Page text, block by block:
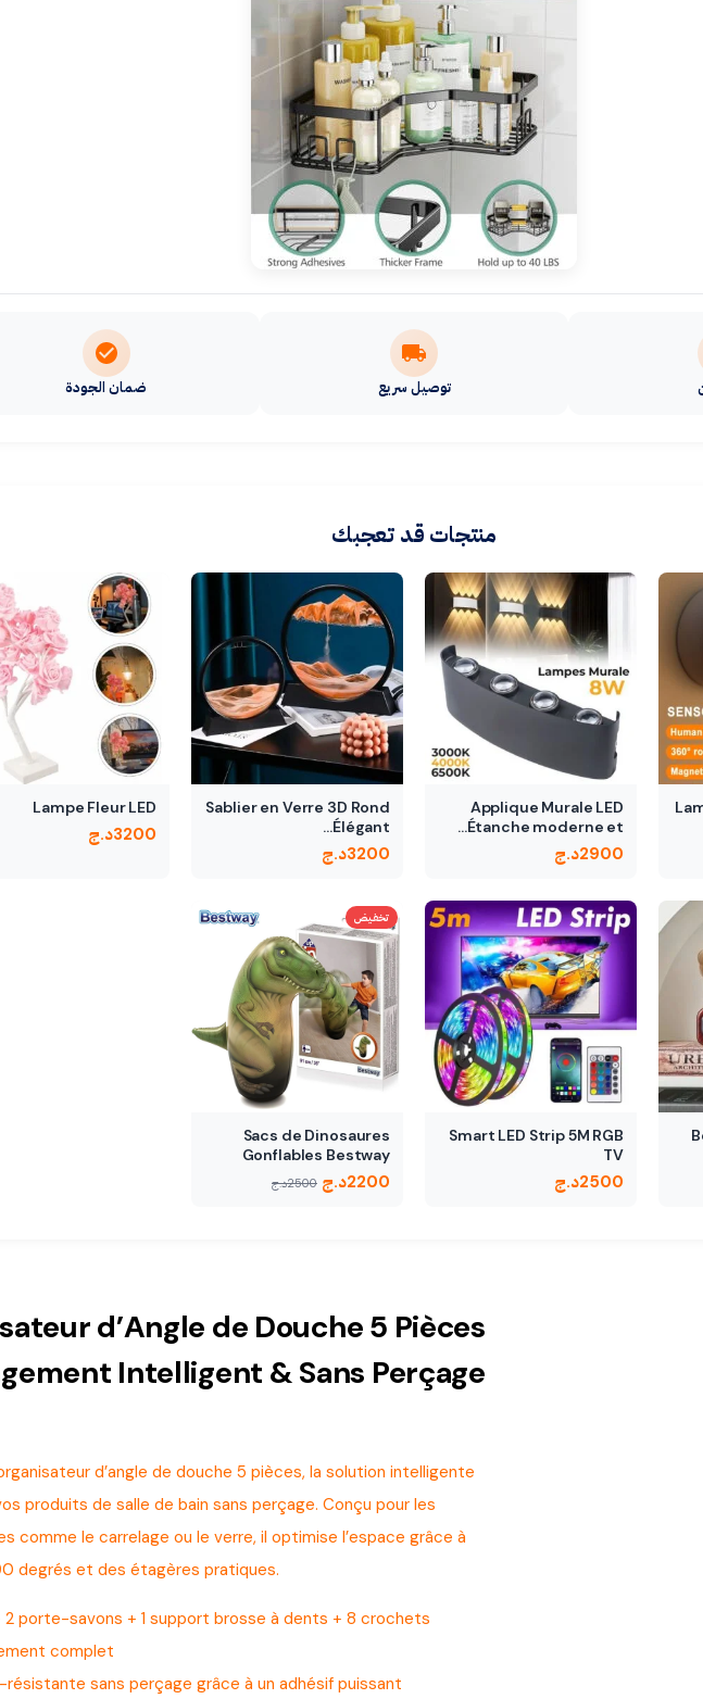
توصيل سريع ضمان الجودة
منتجات قد تعجبك
Applique Murale LED
Étanche moderne et…
2900د.ج
Sablier en Verre 3D Rond
Élégant…
3200د.ج
Lampe Fleur LED
3200د.ج
Smart LED Strip 5M RGB
TV
2500د.ج
تخفيض
Sacs de Dinosaures
Gonflables Bestway
2200د.ج 2500د.ج
d’Angle de Douche 5 Pièces
Intelligent & Sans Perçage
d’angle de douche 5 pièces, la solution intelligente
produits de salle de bain sans perçage. Conçu pour les
comme le carrelage ou le verre, il optimise l’espace grâce à
degrés et des étagères pratiques.
porte-savons + 1 support brosse à dents + 8 crochets
complet
résistante sans perçage grâce à un adhésif puissant